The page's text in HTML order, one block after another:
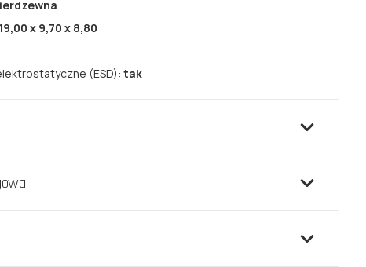
19,00 x 9,70 x 8,80
(ESD):tak